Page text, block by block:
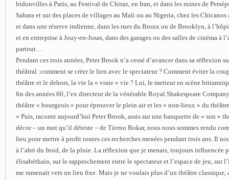
bidonvilles à Paris, au Festival de Chiraz, en Iran, et dans les ruines de
Sahara et sur des places de villages au Mali ou au Nigeria, chez les
et dans une réserve indienne, dans les rues du Bronx ou de Brooklyn, à
et en entreprise à Jouy-en-Josas, dans des garages ou des salles de cinéma à
partout…
Pendant ces trois années, Peter Brook n’a cessé d’avancer dans sa réflexion
théâtral :comment se créer le lien avec le spectateur ? Comment éviter la
théâtre et le dehors, la vie la « vraie » vie ? Lui, le metteur en scène
fin des années 60, l’ex directeur de la vénérable Royal Shakespeare
théâtre « bourgeois » pour éprouver le plein air et les « non-lieux » du
« Puis, raconte aujourd’hui Peter Brook, assis sur une banquette de « son »
décor – un mot qu’il déteste – de Tierno Bokar, nous nous sommes rendu
lieu pour mettre à profit toutes ces recherches menées pendant trois ans. Il
à l’abri du froid, de la pluie. La réflexion que je menais, toujours influencée
élisabéthain, sur le rapprochement entre le spectateur et l’espace de jeu, sur
me ramenait vers un lieu fixe. Mais je ne voulais plus d’un théâtre classique,